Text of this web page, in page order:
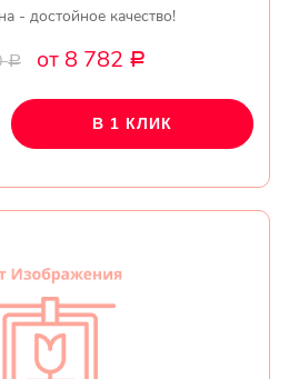
- достойное качество!
Р от 8 782 Р
В 1 КЛИК